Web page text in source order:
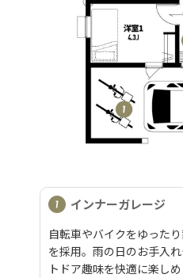
インナーガレージ
自転車やバイクをゆった
を採用。雨の日のお手入
トドア趣味を快適に楽しめ